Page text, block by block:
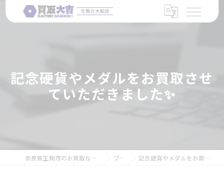
記念硬貨やメダルをお買取させ
ていただきました✨
奈良県生駒市のお買取なら買取大吉 生駒北大和店 ブログ 記念硬貨やメダルをお買取させていただきました✨